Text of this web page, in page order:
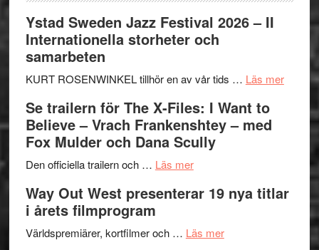
Ystad Sweden Jazz Festival 2026 – II
Internationella storheter och
samarbeten
KURT ROSENWINKEL tillhör en av vår tids … Läs merom
Festival
II
Se trailern för The X-Files: I Want to
Believe – Vrach Frankenshtey – med
Fox Mulder och Dana Scully
Den officiella trailern och … Läs merom
trailern
The
Way Out West presenterar 19 nya titlar
i årets filmprogram
Världspremiärer, kortfilmer och … Läs merom